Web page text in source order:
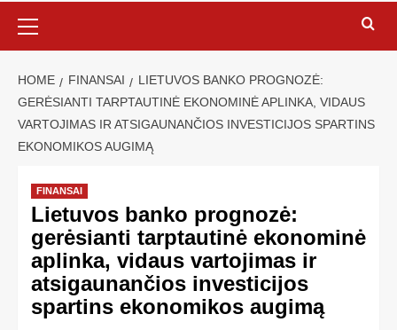
HOME FINANSAI
LIETUVOS BANKO PROGNOZĖ:
GERĖSIANTI TARPTAUTINĖ EKONOMINĖ APLINKA, VIDAUS
VARTOJIMAS IR ATSIGAUNANČIOS INVESTICIJOS SPARTINS
EKONOMIKOS AUGIMĄ
FINANSAI
Lietuvos banko prognozė:
gerėsianti tarptautinė ekonominė
aplinka, vidaus vartojimas ir
atsigaunančios investicijos
spartins ekonomikos augimą